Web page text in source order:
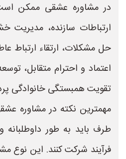
در مشاوره عشقی ممکن
ارتباطات سازنده، مدیریت
حل مشکلات، ارتقاء ارتباط
اعتماد و احترام متقابل،
تقویت همبستگی خانوادگی
مهمترین نکته در مشاوره
طرف باید به طور داوطلبانه
فرآیند شرکت کنند. این نوع